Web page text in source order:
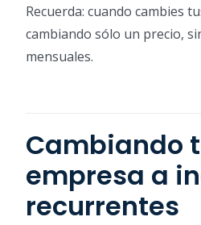
Recuerda: cuando cambies
cambiando sólo un precio,
mensuales.
Cambiando
empresa a
recurrentes